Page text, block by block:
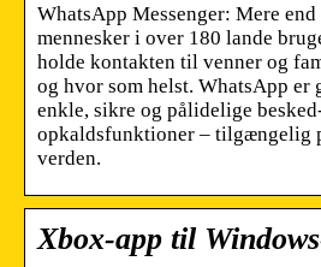
WhatsApp Messenger: Mere
mennesker i over 180 lande
holde kontakten til venner og
og hvor som helst. WhatsApp er
enkle, sikre og pålidelige
opkaldsfunktioner – tilgængelig
verden.
Xbox-app til